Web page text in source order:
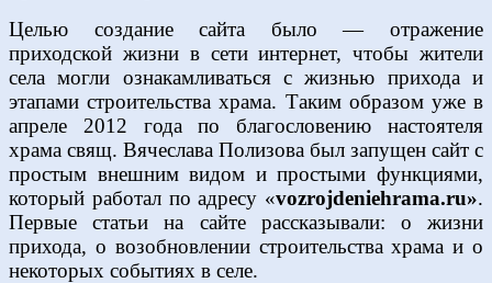
Целью создание сайта было — отражение
приходской жизни в сети интернет, чтобы жители
села могли ознакамливаться с жизнью прихода и
этапами строительства храма. Таким образом уже в
апреле 2012 года по благословению настоятеля
храма свящ. Вячеслава Полизова был запущен сайт с
простым внешним видом и простыми функциями,
который работал по адресу «vozrojdeniehrama.ru».
Первые статьи на сайте рассказывали: о жизни
прихода, о возобновлении строительства храма и о
некоторых событиях в селе.